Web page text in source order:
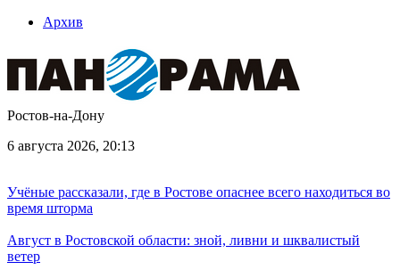
Архив
Ростов-на-Дону
6 августа 2026, 20:13
Учёные рассказали, где в Ростове опаснее всего находиться во
время шторма
Август в Ростовской области: зной, ливни и шквалистый
ветер